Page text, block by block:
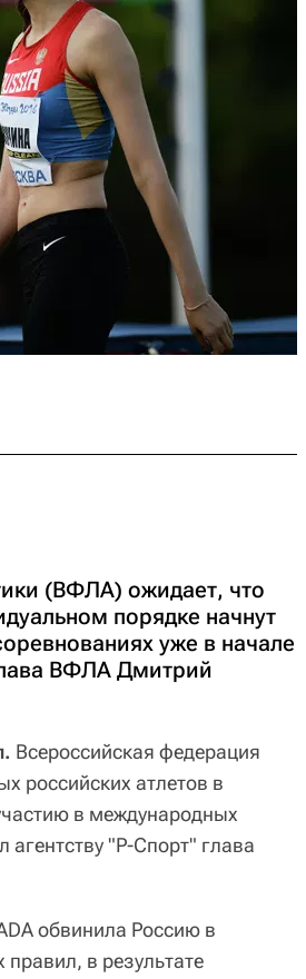
(ВФЛА) ожидает, что
порядке начнут
уже в начале
ВФЛА Дмитрий
Всероссийская федерация
российских атлетов в
в международных
агентству "Р-Спорт" глава
обвинила Россию в
в результате